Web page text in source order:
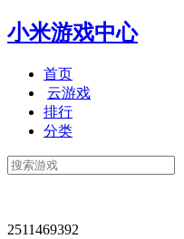
小米游戏中心
首页
云游戏
排行
分类
2511469392